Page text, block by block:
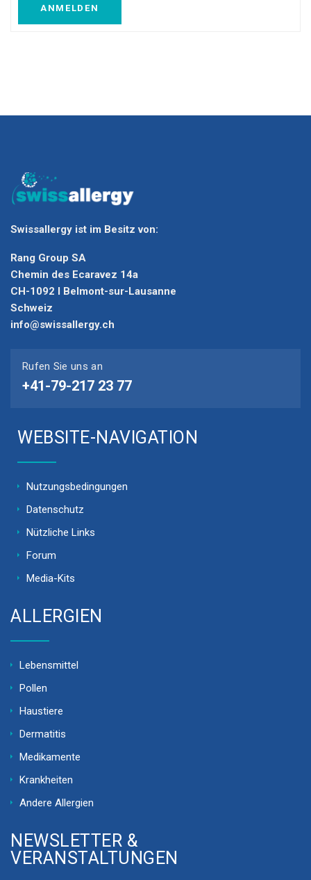
ANMELDEN
Swissallergy ist im Besitz von:
Rang Group SA
Chemin des Ecaravez 14a
CH-1092 I Belmont-sur-Lausanne
Schweiz
info@swissallergy.ch
Rufen Sie uns an
+41-79-217 23 77
WEBSITE-NAVIGATION
Nutzungsbedingungen
Datenschutz
Nützliche Links
Forum
Media-Kits
ALLERGIEN
Lebensmittel
Pollen
Haustiere
Dermatitis
Medikamente
Krankheiten
Andere Allergien
NEWSLETTER &
VERANSTALTUNGEN